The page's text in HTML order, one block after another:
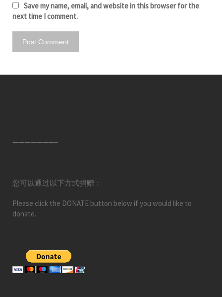
Save my name, email, and website in this browser for the
next time I comment.
———————–
您可以通过以下方式捐赠：
Please click the DONATE button below if you would like to
donate.